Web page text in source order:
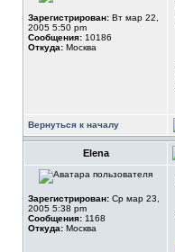
Зарегистрирован: Вт мар 22,
2005 5:50 pm
Сообщения: 10186
Откуда: Москва
Вернуться к началу
Elena
Зарегистрирован: Ср мар 23,
2005 5:38 pm
Сообщения: 1168
Откуда: Москва